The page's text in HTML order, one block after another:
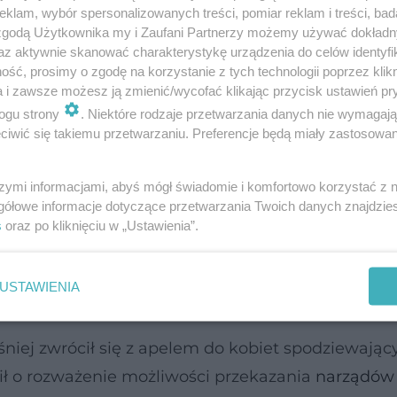
po emisji materiału TVN
na początku kwietnia. Karolina Droździel
a przeszczep wykonano tydzień później.
„Dawcą był noworodek, który zmarł na
kierownik Kliniki Chirurgii Serca, Klatki
Medycznego.
serca
zwrócił się z apelem do kobiet
o rozważenie możliwości przekazania
wybór spersonalizowanych treści, pomiar reklam i treści,
Użytkownika my i Zaufani Partnerzy możemy używać
aktywnie skanować charakterystykę urządzenia do celów
prosimy o zgodę na korzystanie z tych technologii poprzez
i zawsze możesz ją zmienić/wycofać klikając przycisk ustawień
strony
. Niektóre rodzaje przetwarzania danych nie
się takiemu przetwarzaniu. Preferencje będą miały
informacjami, abyś mógł świadomie i komfortowo korzystać z
informacje dotyczące przetwarzania Twoich danych
oraz po kliknięciu w „Ustawienia”.
USTAWIENIA